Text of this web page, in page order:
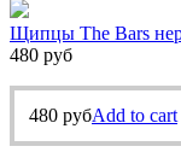
Щипцы The Bars
480 руб
480 рубAdd to cart